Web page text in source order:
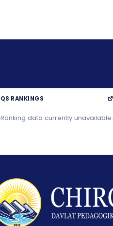
QS RANKINGS
Ranking data currently unavailable.